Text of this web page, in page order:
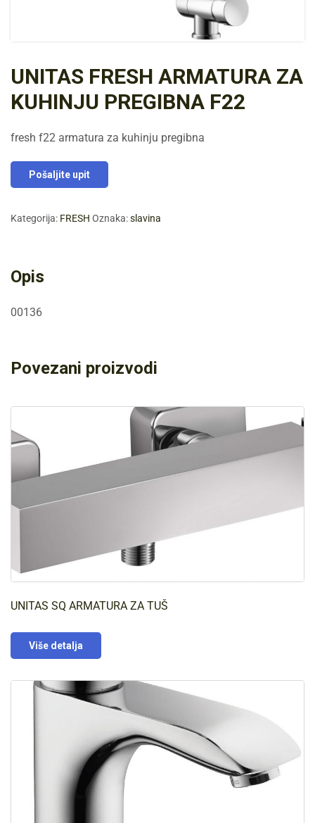
UNITAS FRESH ARMATURA ZA
KUHINJU PREGIBNA F22
fresh f22 armatura za kuhinju pregibna
Pošaljite upit
Kategorija: FRESH Oznaka:slavina
Opis
00136
Povezani proizvodi
UNITAS SQ ARMATURA ZA TUŠ
Više detalja